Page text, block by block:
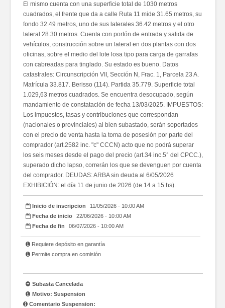
El mismo cuenta con una superficie total de 1030 metros
cuadrados, el frente que da a calle Ruta 11 mide 31.65 metros, su
fondo 32.49 metros, uno de sus laterales 36.42 metros y el otro
lateral 28.30 metros. Cuenta con portón de entrada y salida de
vehículos, construcción sobre un lateral en dos plantas con dos
oficinas, sobre el medio del lote losa tipo para carga de garrafas
con cabreadas para tinglado. Su estado es bueno. Datos
catastrales: Circunscripción VII, Sección N, Frac. 1, Parcela 23 A.
Matrícula 33.817. Berisso (114). Partida 35.779. Superficie total
1.029,63 metros cuadrados. Se encuentra desocupado, según
mandamiento de constatación de fecha 13/03/2025. IMPUESTOS:
Los impuestos, tasas y contribuciones que correspondan
(nacionales o provinciales) al bien subastado, serán soportados
con el precio de venta hasta la toma de posesión por parte del
comprador (art.2582 inc. "c" CCCN) acto que no podrá superar
los seis meses desde el pago del precio (art.34 inc.5° del CPCC.),
superado dicho lapso, correrán los que se devenguen por cuenta
del comprador. DEUDAS: ARBA sin deuda al 6/05/2026
EXHIBICIÓN: el día 11 de junio de 2026 (de 14 a 15 hs).
Inicio de inscripcion
11/05/2026 - 10:00 AM
Fecha de inicio
22/06/2026 - 10:00 AM
Fecha de fin
06/07/2026 - 10:00 AM
Requiere depósito en garantía
Permite compra en comisión
Subasta Cancelada
Motivo: Suspension
Comentario Suspension: